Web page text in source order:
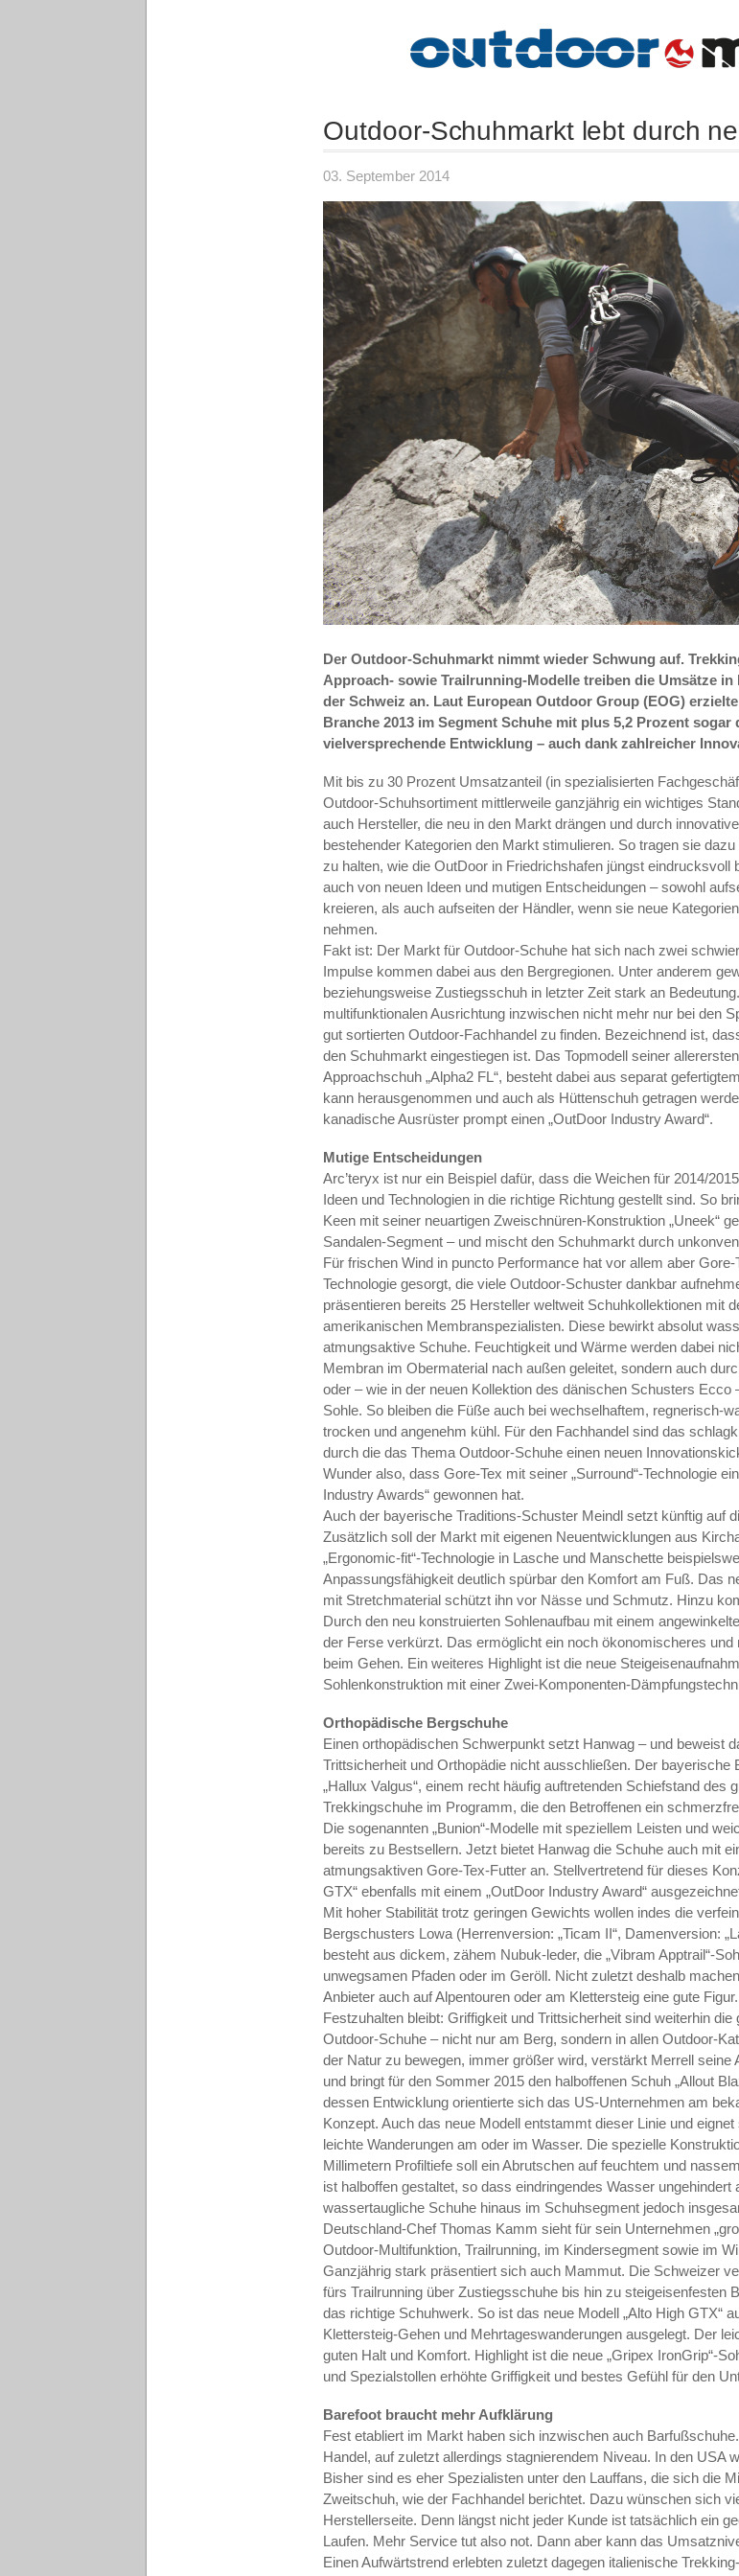
Outdoor-Schuhmarkt lebt durch
03. September 2014
Der Outdoor-Schuhmarkt nimmt wieder Schwung auf.
Approach- sowie Trailrunning-Modelle ­­treiben die Umsätze
der Schweiz an. Laut European Outdoor Group (EOG)
Branche 2013 im Segment Schuhe mit plus 5,2 Prozent
vielversprechende Entwicklung – auch dank zahlreicher
Mit bis zu 30 Prozent Umsatzanteil (in spezialisierten
Outdoor-Schuhsortiment mittlerweile ganzjährig ein wichtiges
auch Hersteller, die neu in den Markt drängen und durch
bestehender Kategorien den Markt stimulieren. So tragen sie
zu halten, wie die OutDoor in Friedrichs­hafen jüngst
auch von neuen Ideen und mutigen Entscheidungen – sowohl
kreieren, als auch aufseiten der Händler­, wenn sie neue
nehmen.
Fakt ist: Der Markt für Outdoor-Schuhe hat sich nach zwei
Impulse kommen dabei aus den Berg­regionen. Unter anderem
beziehungsweise Zustiegsschuh in letzter Zeit stark an
multifunktionalen Ausrichtung inzwischen nicht mehr nur bei den
gut sortierten Outdoor-Fachhandel zu finden. Bezeichnend ist,
den Schuhmarkt eingestiegen ist. Das Topmodell seiner
Approachschuh „Alpha2 FL“, besteht dabei aus separat
kann herausgenommen und auch als Hüttenschuh getragen
kanadische Ausrüster prompt einen „OutDoor Industry Award“.
Mutige Entscheidungen
Arc’teryx ist nur ein Beispiel dafür, dass die Weichen für 2014/
Ideen und Technologien in die richtige Richtung gestellt sind. So
Keen mit seiner neuartigen Zweischnüren-Konstruktion „Uneek“
Sandalen-Segment – und mischt den Schuhmarkt durch
Für frischen Wind in puncto Performance hat vor allem aber Gore-
Technologie gesorgt, die viele Outdoor-Schuster dankbar
präsentieren bereits 25 Hersteller weltweit Schuhkollektionen mit
amerikanischen Membranspezialisten. Diese bewirkt absolut
atmungsaktive Schuhe. Feuchtigkeit und Wärme werden dabei
Membran im Obermaterial nach außen geleitet, sondern auch
oder – wie in der neuen Kollektion des dänischen Schusters Ecco
Sohle. So bleiben die Füße auch bei wechselhaftem, regnerisch-
trocken und angenehm kühl. Für den Fachhandel sind das
durch die das Thema Outdoor-Schuhe einen neuen
Wunder also, dass Gore-Tex mit seiner „Surround“-Technologie
Industry Awards“ gewonnen hat.
Auch der bayerische Traditions-Schuster Meindl setzt künftig auf
Zusätzlich soll der Markt mit eigenen Neuentwicklungen aus
„Ergonomic-fit“-Technologie in Lasche und Manschette
Anpassungsfähigkeit deutlich spürbar den Komfort am Fuß. Das
mit Stretchmaterial schützt ihn vor Nässe und Schmutz. Hinzu
Durch den neu konstruierten Sohlenaufbau mit einem
der Ferse verkürzt. Das ermöglicht ein noch ökonomischeres und
beim Gehen. Ein weiteres Highlight ist die neue
Sohlenkonstruktion mit einer Zwei-Komponenten-
Orthopädische Bergschuhe
Einen orthopädischen Schwerpunkt setzt Hanwag – und beweist
Trittsicherheit und Orthopädie nicht ausschließen. Der
„Hallux Valgus“, einem recht häufig auftretenden Schief­stand des
Trekkingschuhe im Programm, die den Betroffenen ein
Die sogenannten „Bunion“-Modelle mit speziellem Leisten und
bereits zu Bestsellern. Jetzt bietet Hanwag die Schuhe auch mit
atmungsaktiven Gore-Tex-Futter an. Stellvertretend für dieses
GTX“ ebenfalls mit einem „OutDoor Industry Award“
Mit hoher Stabilität trotz geringen Gewichts wollen indes die
Bergschusters Lowa (Herrenversion: „Ticam II“, Damenversion:
besteht aus dickem, zähem Nubuk-leder, die „Vibram Apptrail“-
unwegsamen Pfaden oder im Geröll. Nicht zuletzt deshalb
Anbieter auch auf Alpentouren oder am Klettersteig eine gute Figur.
Festzuhalten bleibt: Griffigkeit und Trittsicherheit sind weiterhin
Outdoor-Schuhe – nicht nur am Berg, sondern in allen Outdoor-
der Natur zu bewegen, immer größer wird, verstärkt Merrell seine
und bringt für den Sommer 2015 den halboffenen Schuh „Allout
dessen Entwicklung orientierte sich das US-Unternehmen am
Konzept. Auch das neue Modell entstammt dieser Linie und
leichte Wanderungen am oder im Wasser. Die spezielle
Millimetern Profiltiefe soll ein Abrutschen auf feuchtem und
ist halboffen gestaltet, so dass eindringendes Wasser
wassertaugliche Schuhe hinaus im Schuhsegment jedoch
Deutschland-Chef Thomas Kamm sieht für sein Unternehmen
Outdoor-Multifunktion, Trailrunning, im Kindersegment sowie im
Ganzjährig stark präsentiert sich auch Mammut. Die ­Schweizer
fürs Trailrunning über Zustiegs­schuhe bis hin zu steig­eisenfesten
das richtige Schuhwerk. So ist das neue Modell „Alto High GTX“
Klettersteig-Gehen und ­Mehrtageswanderungen ausgelegt. Der
guten Halt und Komfort. Highlight ist die neue „Gripex IronGrip“-
und Spezialstollen erhöhte Griffigkeit und bestes Gefühl für den
Barefoot braucht mehr Aufklärung
Fest etabliert im Markt haben sich inzwischen auch
Handel, auf zuletzt allerdings stag­nierendem Niveau. In den USA
Bisher sind es eher Spezialisten unter den Lauffans, die sich die
Zweitschuh, wie der Fachhandel berichtet. Dazu wünschen sich
Herstellerseite. Denn längst nicht jeder Kunde ist tatsächlich ein
Laufen. Mehr Service tut also not. Dann aber kann das
Einen Aufwärtstrend erlebten zuletzt dagegen italienische